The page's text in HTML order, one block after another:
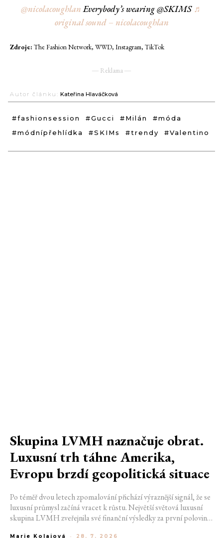
@nicolacoughlanEverybody’s wearing @SKIMS ♬
original sound – nicolacoughlan
Zdroje: The Fashion Network, WWD, Instagram, TikTok
― Reklama ―
Autor článku: Kateřina Hlaváčková
#fashionsession #Gucci #Milán
#móda
#módnípřehlídka
#SKIMs #trendy #Valentino
Skupina LVMH naznačuje obrat.
Luxusní trh táhne Amerika,
Evropu brzdí geopolitická situace
Po téměř dvou letech zpomalování přichází výraznější signál, že se
luxusní průmysl začíná vracet k růstu. Největší světová luxusní
skupina LVMH zveřejnila své finanční výsledky za první polovinu
Marie Kolajová - 28. 7. 2026